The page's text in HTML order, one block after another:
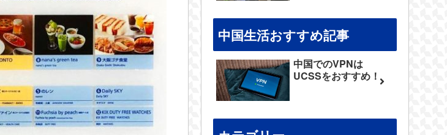
中国生活おすすめ記事
中国でのVPNは
UCSSをおすすめ！